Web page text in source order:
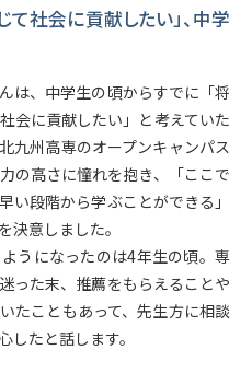
て社会に貢献したい」、中学
は、中学生の頃からすでに「将
会に貢献したい」と考えていた
九州高専のオープンキャンパス
の高さに憧れを抱き、「ここで
い段階から学ぶことができる」
決意しました。
うになったのは4年生の頃。専
った末、推薦をもらえることや
たこともあって、先生方に相談
したと話します。